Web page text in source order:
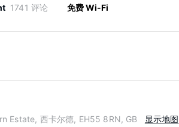
1741 评论 免费 Wi-Fi
Estate, 西卡尔德, EH55 8RN, GB 显示地图